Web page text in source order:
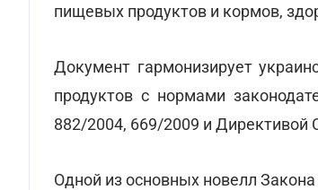
пищевых продуктов и кормов,
Документ гармонизирует
продуктов с нормами
882/2004, 669/2009 и
Одной из основных новелл